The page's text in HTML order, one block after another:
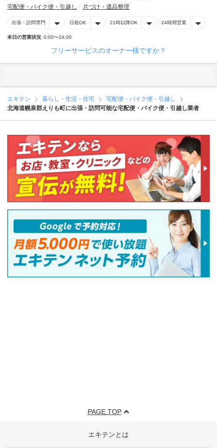
宅配便・バイク便・引越し
片づけ・遺品整理
出張・訪問専門 日祝OK 21時以降OK 24時間営業
本日の営業状況 0:00〜24:00
フリーサービスのオーナー様ですか？
エキテン 暮らし・生活・住宅
宅配便・バイク便・引越し
北海道幌泉郡えりも町に出張・訪問可能な宅配便・バイク便・引越し業者
PAGE TOP
エキテンとは